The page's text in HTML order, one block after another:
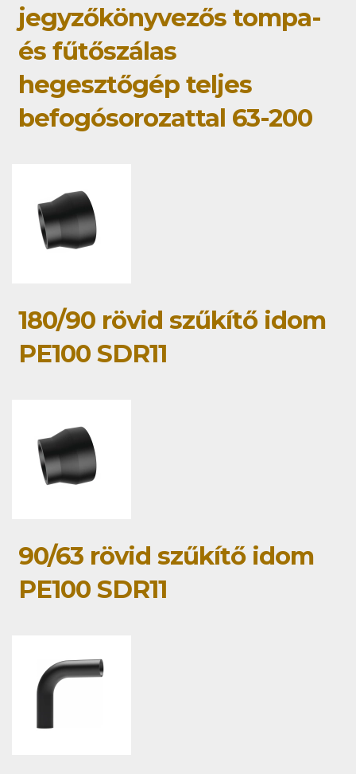
jegyzőkönyvezős tompa-
és fűtőszálas
hegesztőgép teljes
befogósorozattal 63-200
180/90 rövid szűkítő idom
PE100 SDR11
90/63 rövid szűkítő idom
PE100 SDR11